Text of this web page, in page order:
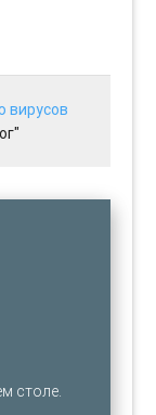
вирусов
столе.